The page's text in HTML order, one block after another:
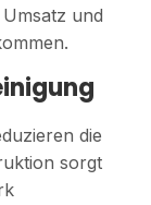
und
die
sorgt